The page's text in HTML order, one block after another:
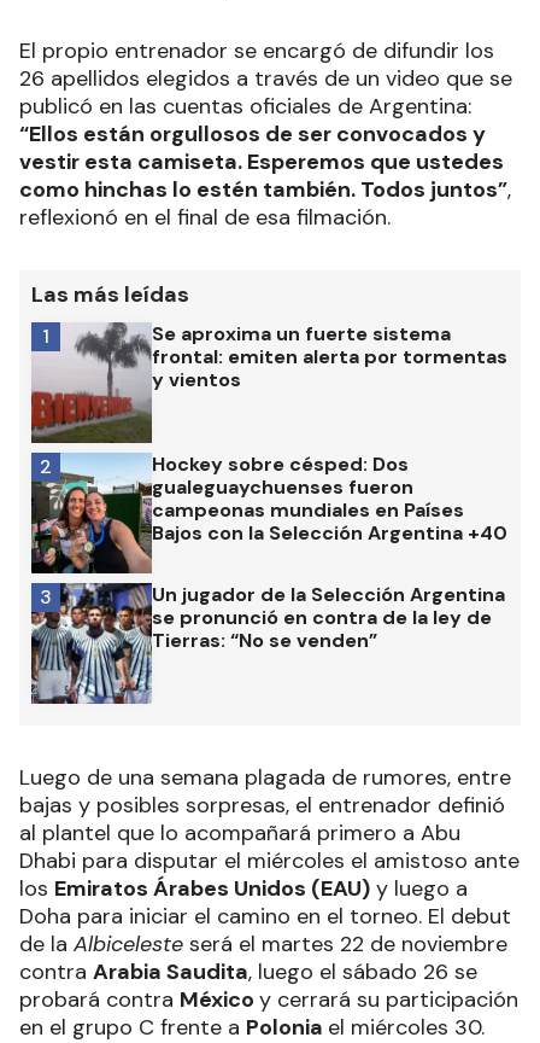
El propio entrenador se encargó de difundir los
26 apellidos elegidos a través de un video que se
publicó en las cuentas oficiales de Argentina:
“Ellos están orgullosos de ser convocados y
vestir esta camiseta. Esperemos que ustedes
como hinchas lo estén también. Todos juntos”,
reflexionó en el final de esa filmación.
Las más leídas
Se aproxima un fuerte sistema
frontal: emiten alerta por tormentas
y vientos
1
Hockey sobre césped: Dos
gualeguaychuenses fueron
campeonas mundiales en Países
Bajos con la Selección Argentina +40
2
Un jugador de la Selección Argentina
se pronunció en contra de la ley de
Tierras: “No se venden”
3
Luego de una semana plagada de rumores, entre
bajas y posibles sorpresas, el entrenador definió
al plantel que lo acompañará primero a Abu
Dhabi para disputar el miércoles el amistoso ante
los Emiratos Árabes Unidos (EAU) y luego a
Doha para iniciar el camino en el torneo. El debut
de la Albiceleste será el martes 22 de noviembre
contra Arabia Saudita, luego el sábado 26 se
probará contra México y cerrará su participación
en el grupo C frente a Polonia el miércoles 30.